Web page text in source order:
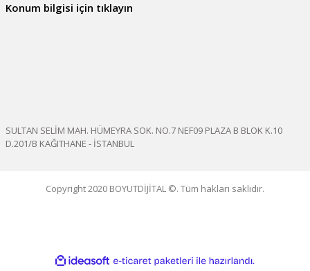
Konum bilgisi için tıklayın
SULTAN SELİM MAH. HÜMEYRA SOK. NO.7 NEF09 PLAZA B BLOK K.10
D.201/B KAĞITHANE - İSTANBUL
Copyright 2020 BOYUTDİJİTAL ©. Tüm hakları saklıdır.
ideasoft
e-